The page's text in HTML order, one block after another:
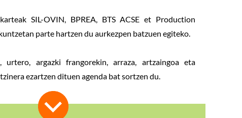
SIL-OVIN, BPREA, BTS ACSE et Production
parte hartzen du aurkezpen batzuen egiteko.
urtero, argazki frangorekin, arraza, artzaingoa eta
ezartzen dituen agenda bat sortzen du.